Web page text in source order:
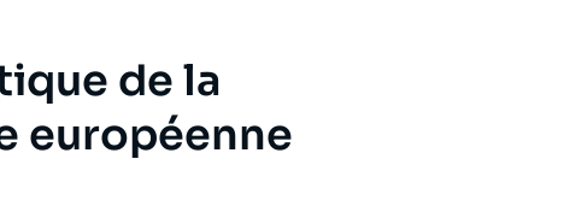
de la
européenne